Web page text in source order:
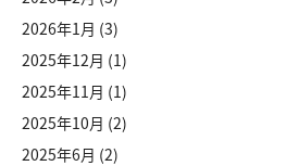
2026年1月 (3)
2025年12月 (1)
2025年11月 (1)
2025年10月 (2)
2025年6月 (2)